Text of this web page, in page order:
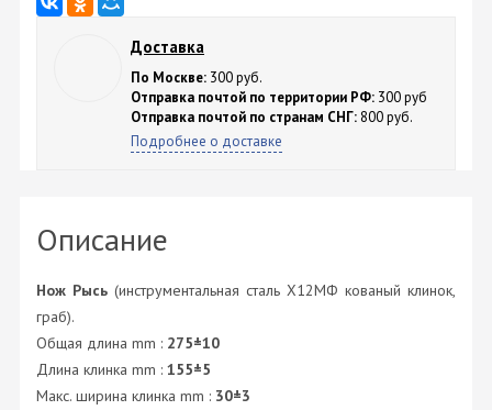
Доставка
По Москве: 300 руб.
Отправка почтой по территории РФ: 300 руб
Отправка почтой по странам СНГ: 800 руб.
Подробнее о доставке
Описание
Нож Рысь (инструментальная сталь Х12МФ кованый клинок,
граб).
Общая длина mm : 275±10
Длина клинка mm : 155±5
Макс. ширина клинка mm : 30±3